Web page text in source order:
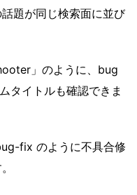
題が同じ検索面に並び
」のように、bug
タイトルも確認できま
fix のように不具合修